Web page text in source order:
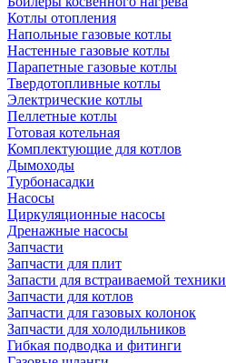
Котлы отопления
Напольные газовые котлы
Настенные газовые котлы
Парапетные газовые котлы
Твердотопливные котлы
Электрические котлы
Пеллетные котлы
Готовая котельная
Комплектующие для котлов
Дымоходы
Турбонасадки
Насосы
Циркуляционные насосы
Дренажные насосы
Запчасти
Запчасти для плит
Запасти для встраиваемой техники
Запчасти для котлов
Запчасти для газовых колонок
Запчасти для холодильников
Гибкая подводка и фитинги